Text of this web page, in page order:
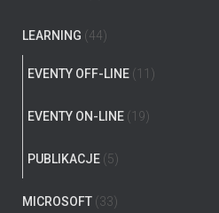
LEARNING (44)
EVENTY OFF-LINE (11)
EVENTY ON-LINE (19)
PUBLIKACJE (5)
MICROSOFT (33)